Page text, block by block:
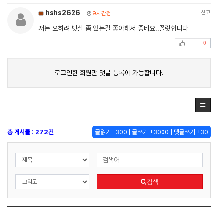
hshs2626 9시간전 신고
저는 오히려 뱃살 좀 있는걸 좋아해서 좋네요..꼴릿합니다
0
로그인한 회원만 댓글 등록이 가능합니다.
글읽기 -300 | 글쓰기 +3000 | 댓글쓰기 +30
총 게시물 : 272건
검색